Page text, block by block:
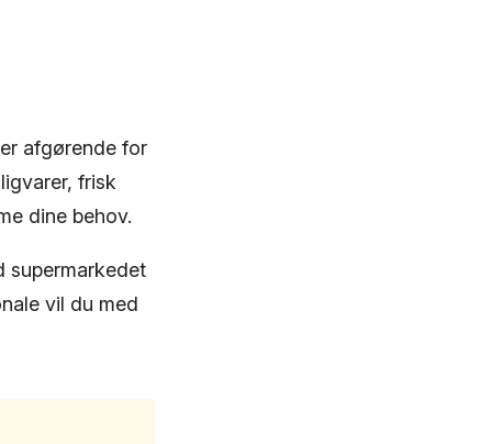
afgørende for
frisk
dine behov.
supermarkedet
vil du med